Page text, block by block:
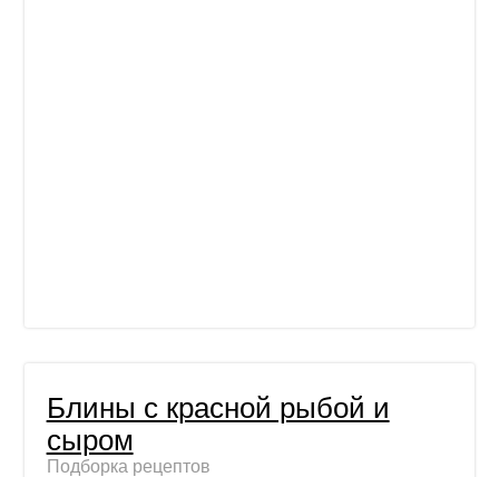
Блины с красной рыбой и
сыром
Подборка рецептов